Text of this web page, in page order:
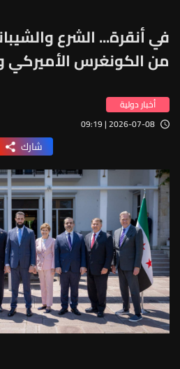
في أنقرة... الشرع
من الكونغرس الأميركي
أخبار دولية
2026-07-08 | 09:19
شارك